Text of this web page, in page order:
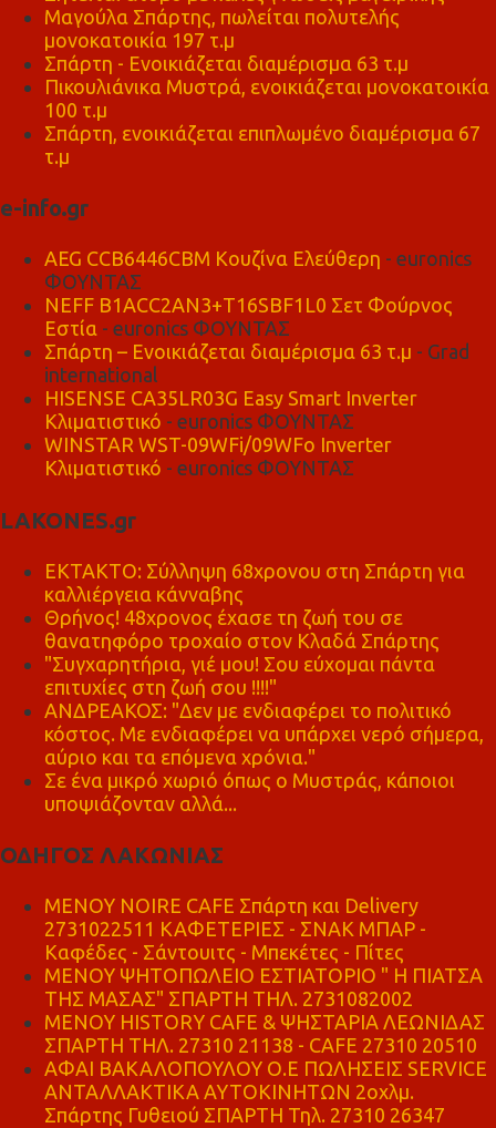
Μαγούλα Σπάρτης, πωλείται πολυτελής
μονοκατοικία 197 τ.μ
Σπάρτη - Ενοικιάζεται διαμέρισμα 63 τ.μ
Πικουλιάνικα Μυστρά, ενοικιάζεται μονοκατοικία
100 τ.μ
Σπάρτη, ενοικιάζεται επιπλωμένο διαμέρισμα 67
τ.μ
e-info.gr
AEG CCB6446CBM Κουζίνα Ελεύθερη - euronics
ΦΟΥΝΤΑΣ
NEFF B1ACC2AN3+T16SBF1L0 Σετ Φούρνος
Εστία - euronics ΦΟΥΝΤΑΣ
Σπάρτη – Ενοικιάζεται διαμέρισμα 63 τ.μ - Grad
international
HISENSE CA35LR03G Easy Smart Inverter
Κλιματιστικό - euronics ΦΟΥΝΤΑΣ
WINSTAR WST-09WFi/09WFo Inverter
Κλιματιστικό - euronics ΦΟΥΝΤΑΣ
LAKONES.gr
ΕΚΤΑΚΤΟ: Σύλληψη 68χρονου στη Σπάρτη για
καλλιέργεια κάνναβης
Θρήνος! 48χρονος έχασε τη ζωή του σε
θανατηφόρο τροχαίο στον Κλαδά Σπάρτης
"Συγχαρητήρια, γιέ μου! Σου εύχομαι πάντα
επιτυχίες στη ζωή σου !!!!"
ΑΝΔΡΕΑΚΟΣ: "Δεν με ενδιαφέρει το πολιτικό
κόστος. Με ενδιαφέρει να υπάρχει νερό σήμερα,
αύριο και τα επόμενα χρόνια."
Σε ένα μικρό χωριό όπως ο Μυστράς, κάποιοι
υποψιάζονταν αλλά...
ΟΔΗΓΟΣ ΛΑΚΩΝΙΑΣ
MENOY NOIRE CAFE Σπάρτη και Delivery
2731022511 ΚΑΦΕΤΕΡΙΕΣ - ΣΝΑΚ ΜΠΑΡ -
Καφέδες - Σάντουιτς - Μπεκέτες - Πίτες
ΜΕΝΟΥ ΨΗΤΟΠΩΛΕΙΟ ΕΣΤΙΑΤΟΡΙΟ " Η ΠΙΑΤΣΑ
ΤΗΣ ΜΑΣΑΣ" ΣΠΑΡΤΗ ΤΗΛ. 2731082002
ΜΕΝΟΥ HISTORY CAFE & ΨΗΣΤΑΡΙΑ ΛΕΩΝΙΔΑΣ
ΣΠΑΡΤΗ ΤΗΛ. 27310 21138 - CAFE 27310 20510
ΑΦΑΙ ΒΑΚΑΛΟΠΟΥΛΟΥ Ο.Ε ΠΩΛΗΣΕΙΣ SERVICE
ΑΝΤΑΛΛΑΚΤΙΚΑ ΑΥΤΟΚΙΝΗΤΩΝ 2οχλμ.
Σπάρτης Γυθειού ΣΠΑΡΤΗ Τηλ. 27310 26347